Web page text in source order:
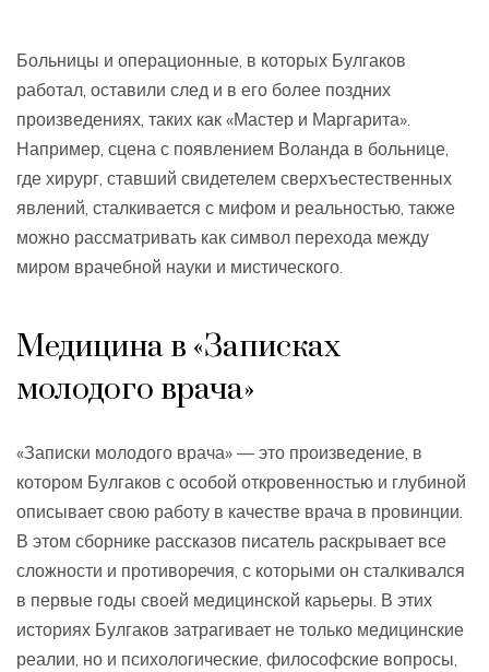
Больницы и операционные, в которых Булгаков
работал, оставили след и в его более поздних
произведениях, таких как «Мастер и Маргарита».
Например, сцена с появлением Воланда в больнице,
где хирург, ставший свидетелем сверхъестественных
явлений, сталкивается с мифом и реальностью, также
можно рассматривать как символ перехода между
миром врачебной науки и мистического.
Медицина в «Записках
молодого врача»
«Записки молодого врача» — это произведение, в
котором Булгаков с особой откровенностью и глубиной
описывает свою работу в качестве врача в провинции.
В этом сборнике рассказов писатель раскрывает все
сложности и противоречия, с которыми он сталкивался
в первые годы своей медицинской карьеры. В этих
историях Булгаков затрагивает не только медицинские
реалии, но и психологические, философские вопросы,